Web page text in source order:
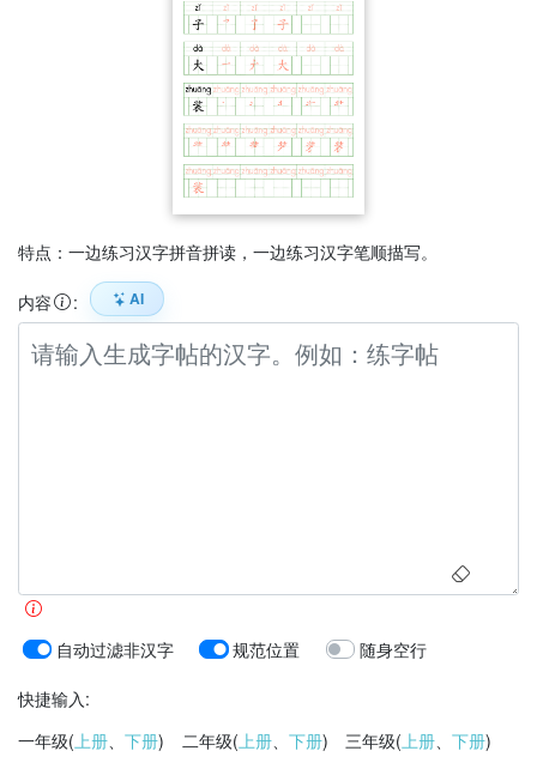
特点：一边练习汉字拼音拼读，一边练习汉字笔顺描写。
内容 : AI
自动过滤非汉字 规范位置 随身空行
快捷输入:
一年级( 上册 下册) 二年级( 上册、 下册) 三年级( 上册 下册)